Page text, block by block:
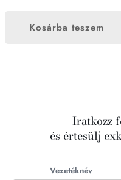
Kosárba teszem
Iratkozz
és értesülj
Vezetéknév